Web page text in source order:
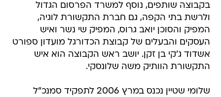
בקבוצה שותפים, נוסף למשרד הפרסום הגדול
ולרשת בתי הקפה, גם חברת התקשורת לוגיה,
המפיק והסוכן יואב גרוס, המפיק שי נשר ואיש
העסקים והבעלים של קבוצת הכדורגל מועדון ספורט
אשדוד ג'קי בן זקן. יושב ראש הקבוצה הוא איש
התקשורת הוותיק משה שלונסקי.
שלומי שטיין נכנס במרץ 2006 לתפקיד סמנכ"ל